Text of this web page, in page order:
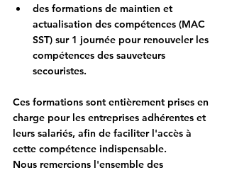
des formations de maintien et
actualisation des compétences (MAC
SST) sur 1 journée pour renouveler les
compétences des sauveteurs
secouristes.
Ces formations sont entièrement prises en
charge pour les entreprises adhérentes et
leurs salariés, afin de faciliter l'accès à
cette compétence indispensable.
Nous remercions l'ensemble des